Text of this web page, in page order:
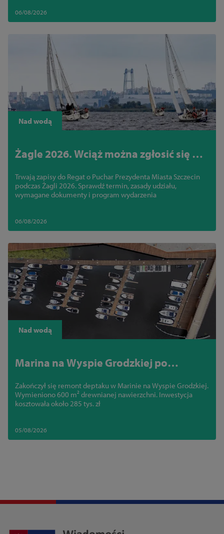
06/08/2026
Nad wodą
Żagle 2026. Wciąż można zgłosić się do
Trwają zapisy do Regat o Puchar Prezydenta Miasta Szczecin
podczas Żagli 2026. Sprawdź termin, zasady udziału,
wymagane dokumenty i program wydarzenia
06/08/2026
Nad wodą
Marina na Wyspie Grodzkiej po
Zakończył się remont deptaku w Marinie na Wyspie Grodzkiej.
Wymieniono 600 m² drewnianej nawierzchni. Inwestycja
kosztowała około 285 tys. zł
05/08/2026